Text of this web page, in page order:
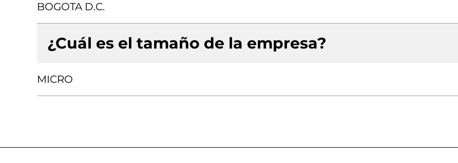
BOGOTA D.C.
¿Cuál es el tamaño de la empresa?
MICRO